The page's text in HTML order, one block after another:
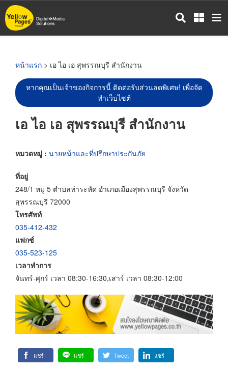
ข้าม
ไป
หน้าแรก > เอ ไอ เอ สุพรรณบุรี สำนักงาน
หากคุณเป็นเจ้าของกิจการนี้ ติดต่อรับส่วนลดพิเศษ! เพื่อจัด
ทำเว็บไซต์
เอ ไอ เอ สุพรรณบุรี สำนักงาน
หมวดหมู่ : นายหน้าและที่ปรึกษาประกันภัย
ที่อยู่
248/1 หมู่ 5 ตำบลท่าระหัด อำเภอเมืองสุพรรณบุรี จังหวัด
สุพรรณบุรี 72000
โทรศัพท์
035-412-432
แฟกซ์
035-523-125
เวลาทำการ
จันทร์-ศุกร์ เวลา 08:30-16:30,เสาร์ เวลา 08:30-12:00
แชร์ แชร์ Tweet แชร์